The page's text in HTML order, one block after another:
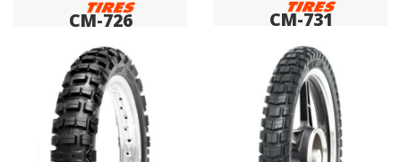
CM-726 CM-731